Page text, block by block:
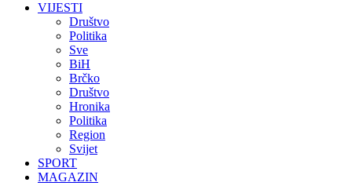
VIJESTI
Društvo
Politika
Sve
BiH
Brčko
Društvo
Hronika
Politika
Region
Svijet
SPORT
MAGAZIN